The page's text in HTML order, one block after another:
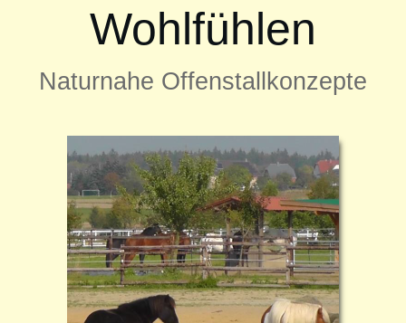
Wohlfühlen
Naturnahe Offenstallkonzepte